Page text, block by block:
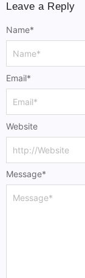
Leave a Reply
Message*
Name*
Email*
Website